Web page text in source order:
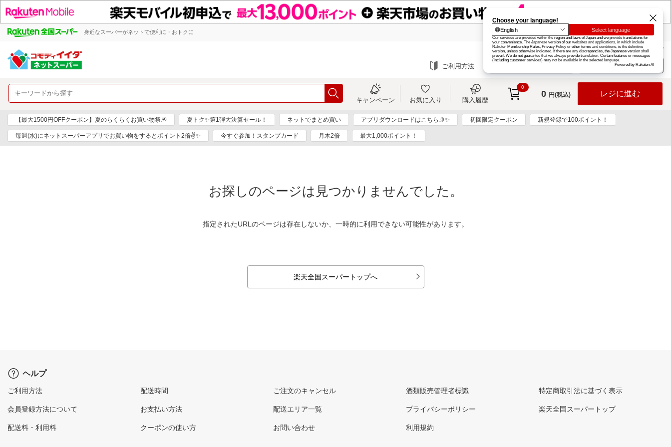
身近なスーパーがネットで便利に・おトクに 楽天グループ カード
お知らせ ヘルプ
ご利用方法 ログイン
キャンペーン お気に入り 購入履歴
0
0 円(税込) レジに進む
【最大1500円OFFクーポン】夏のらくらくお買い物祭🎆 夏トク✨第1弾大決算セール！ ネットでまとめ買い アプリダウンロードはこちら🤳✨ 初回限定クーポン 新規登録で100ポイント！
毎週(水)にネットスーパーアプリでお買い物をするとポイント2倍✌✨ 今すぐ参加！スタンプカード 月木2倍 最大1,000ポイント！
お探しのページは見つかりませんでした。
指定されたURLのページは存在しないか、一時的に利用できない可能性があります。
楽天全国スーパートップへ
ヘルプ
ご利用方法
会員登録方法について
配送料・利用料
配送時間
お支払い方法
クーポンの使い方
ご注文のキャンセル
配送エリア一覧
お問い合わせ
酒類販売管理者標識
プライバシーポリシー
利用規約
特定商取引法に基づく表示
楽天全国スーパートップ